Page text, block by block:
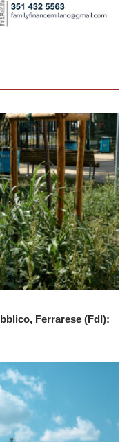
Ferrarese (FdI):